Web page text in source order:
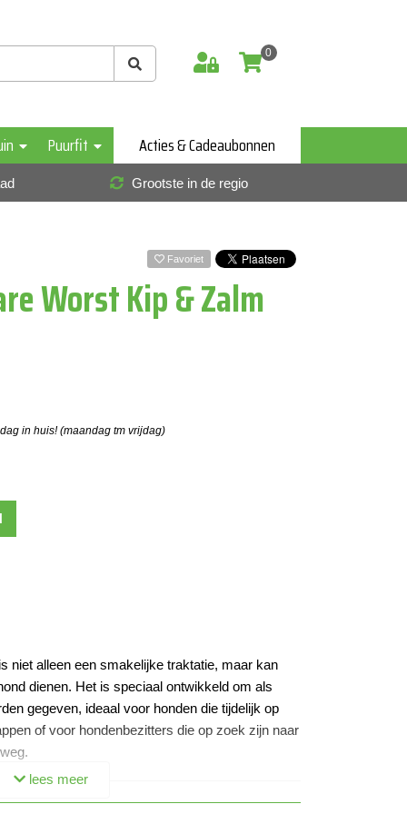
0
Puurfit Acties & Cadeaubonnen
Grootste in de regio
Favoriet
Worst Kip & Zalm
in huis! (maandag tm vrijdag)
niet alleen een smakelijke traktatie, maar kan
dienen. Het is speciaal ontwikkeld om als
gegeven, ideaal voor honden die tijdelijk op
of voor hondenbezitters die op zoek zijn naar
lees meer